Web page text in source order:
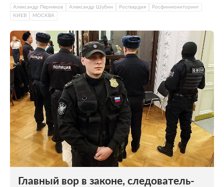
Александр Пермяков Александр Шубин Росгвардия
Росфинмониторинг
КИЕВ
МОСКВА
Главный вор в законе, следователь-